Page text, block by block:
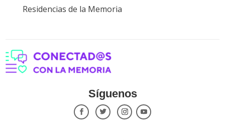
Residencias de la Memoria
Síguenos